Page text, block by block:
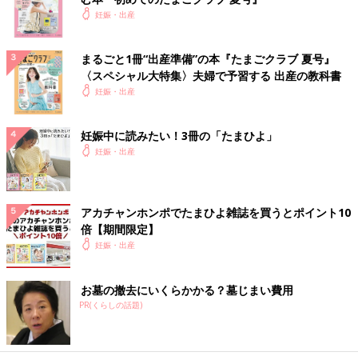
妊娠・出産
まるごと1冊“出産準備”の本『たまごクラブ 夏号』
〈スペシャル大特集〉夫婦で予習する 出産の教科書
妊娠・出産
妊娠中に読みたい！3冊の「たまひよ」
妊娠・出産
アカチャンホンポでたまひよ雑誌を買うとポイント10
倍【期間限定】
妊娠・出産
お墓の撤去にいくらかかる？墓じまい費用
PR(くらしの話題)